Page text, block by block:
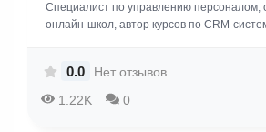
Специалист по управлению персоналом,
онлайн-школ, автор курсов по CRM-
1.22K 0
0.0 Нет отзывов